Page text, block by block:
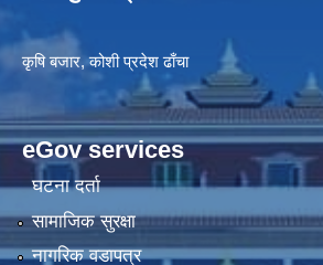
कृषि बजार, कोशी प्रदेश ढाँचा
eGov services
घटना दर्ता
सामाजिक सुरक्षा
नागरिक वडापत्र